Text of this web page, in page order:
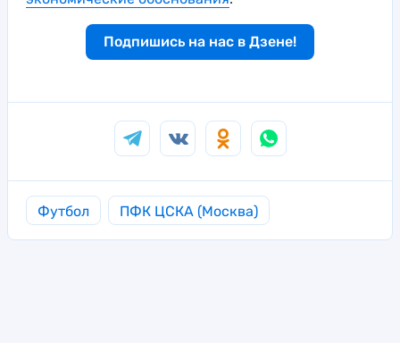
Подпишись на нас в Дзене!
Футбол ПФК ЦСКА (Москва)